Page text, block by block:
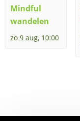
Mindful
wandelen
zo 9 aug, 10:00